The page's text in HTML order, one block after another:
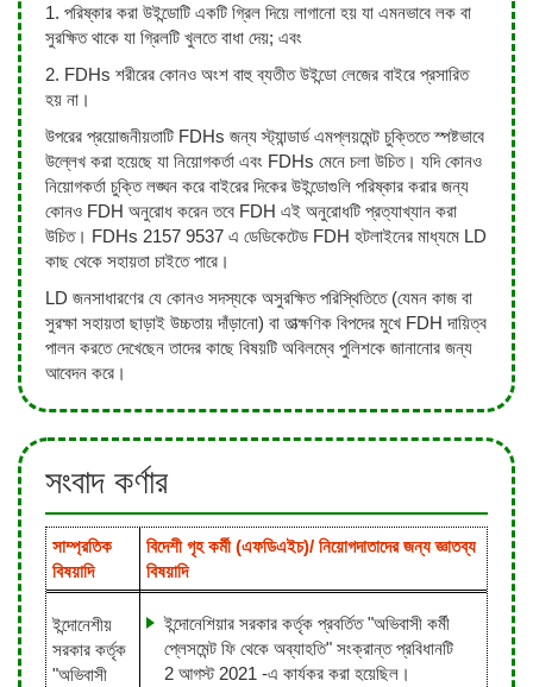
1. পরিষ্কার করা উইন্ডোটি একটি গ্রিল দিয়ে লাগানো হয় যা এমনভাবে লক বা
সুরক্ষিত থাকে যা গ্রিলটি খুলতে বাধা দেয়; এবং
2. FDHs শরীরের কোনও অংশ বাহু ব্যতীত উইন্ডো লেজের বাইরে প্রসারিত
হয় না।
উপরের প্রয়োজনীয়তাটি FDHs জন্য স্ট্যান্ডার্ড এমপ্লয়মেন্ট চুক্তিতে স্পষ্টভাবে
উল্লেখ করা হয়েছে যা নিয়োগকর্তা এবং FDHs মেনে চলা উচিত। যদি কোনও
নিয়োগকর্তা চুক্তি লঙ্ঘন করে বাইরের দিকের উইন্ডোগুলি পরিষ্কার করার জন্য
কোনও FDH অনুরোধ করেন তবে FDH এই অনুরোধটি প্রত্যাখ্যান করা
উচিত। FDHs 2157 9537 এ ডেডিকেটেড FDH হটলাইনের মাধ্যমে LD
কাছ থেকে সহায়তা চাইতে পারে।
LD জনসাধারণের যে কোনও সদস্যকে অসুরক্ষিত পরিস্থিতিতে (যেমন কাজ বা
সুরক্ষা সহায়তা ছাড়াই উচ্চতায় দাঁড়ানো) বা তাত্ক্ষণিক বিপদের মুখে FDH দায়িত্ব
পালন করতে দেখেছেন তাদের কাছে বিষয়টি অবিলম্বে পুলিশকে জানানোর জন্য
আবেদন করে।
সংবাদ কর্ণার
সাম্প্রতিক
বিষয়াদি
বিদেশী গৃহ কর্মী (এফডিএইচ)/ নিয়োগদাতাদের জন্য জ্ঞাতব্য
বিষয়াদি
ইন্দোনেশীয়
সরকার কর্তৃক
"অভিবাসী
ইন্দোনেশিয়ার সরকার কর্তৃক প্রবর্তিত "অভিবাসী কর্মী
প্লেসমেন্ট ফি থেকে অব্যাহতি" সংক্রান্ত প্রবিধানটি
2 আগস্ট 2021 -এ কার্যকর করা হয়েছিল।